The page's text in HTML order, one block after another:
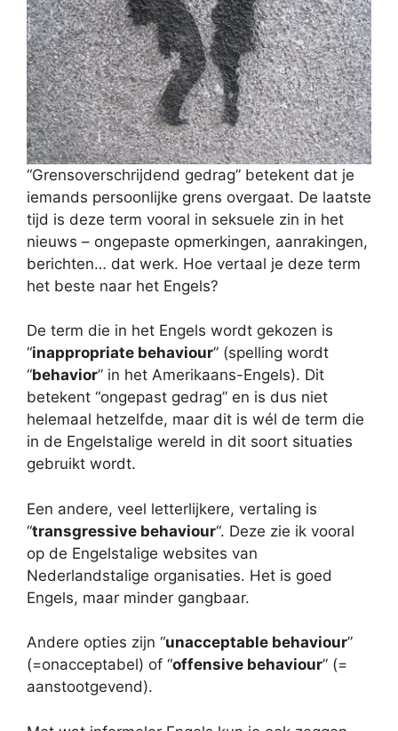
“Grensoverschrijdend gedrag” betekent dat je
iemands persoonlijke grens overgaat. De laatste
tijd is deze term vooral in seksuele zin in het
nieuws – ongepaste opmerkingen, aanrakingen,
berichten… dat werk. Hoe vertaal je deze term
het beste naar het Engels?
De term die in het Engels wordt gekozen is
“inappropriate behaviour” (spelling wordt
“behavior” in het Amerikaans-Engels). Dit
betekent “ongepast gedrag” en is dus niet
helemaal hetzelfde, maar dit is wél de term die
in de Engelstalige wereld in dit soort situaties
gebruikt wordt.
Een andere, veel letterlijkere, vertaling is
“transgressive behaviour“. Deze zie ik vooral
op de Engelstalige websites van
Nederlandstalige organisaties. Het is goed
Engels, maar minder gangbaar.
Andere opties zijn “unacceptable behaviour”
(=onacceptabel) of “offensive behaviour” (=
aanstootgevend).